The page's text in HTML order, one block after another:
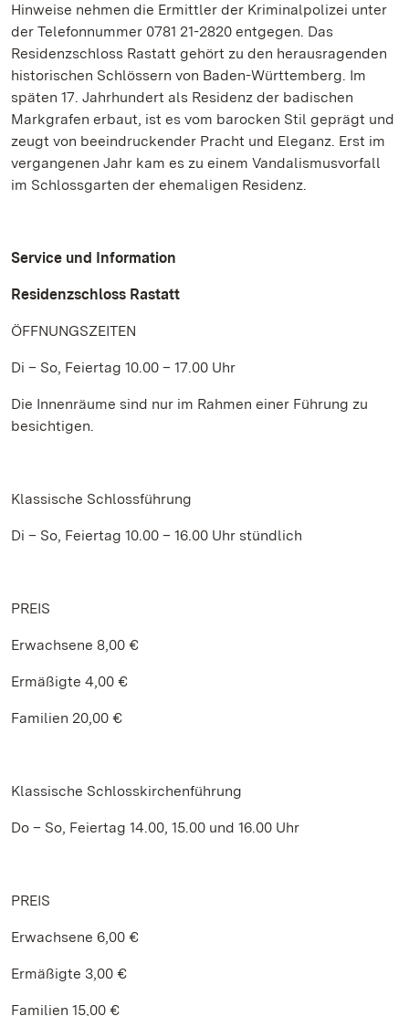
Hinweise nehmen die Ermittler der Kriminalpolizei unter
der Telefonnummer 0781 21-2820 entgegen. Das
Residenzschloss Rastatt gehört zu den herausragenden
historischen Schlössern von Baden-Württemberg. Im
späten 17. Jahrhundert als Residenz der badischen
Markgrafen erbaut, ist es vom barocken Stil geprägt und
zeugt von beeindruckender Pracht und Eleganz. Erst im
vergangenen Jahr kam es zu einem Vandalismusvorfall
im Schlossgarten der ehemaligen Residenz.
Service und Information
Residenzschloss Rastatt
ÖFFNUNGSZEITEN
Di – So, Feiertag 10.00 – 17.00 Uhr
Die Innenräume sind nur im Rahmen einer Führung zu
besichtigen.
Klassische Schlossführung
Di – So, Feiertag 10.00 – 16.00 Uhr stündlich
PREIS
Erwachsene 8,00 €
Ermäßigte 4,00 €
Familien 20,00 €
Klassische Schlosskirchenführung
Do – So, Feiertag 14.00, 15.00 und 16.00 Uhr
PREIS
Erwachsene 6,00 €
Ermäßigte 3,00 €
Familien 15,00 €